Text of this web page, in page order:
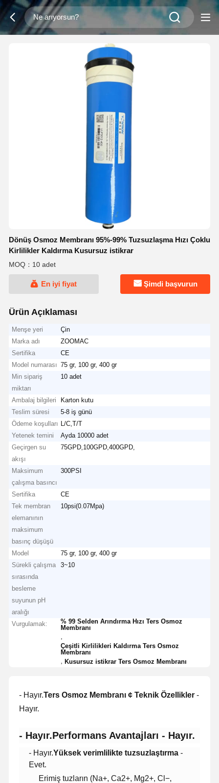
Dönüş Osmoz Membranı 95%-99% Tuzsuzlaşma Hızı Çoklu
Kirlilikler Kaldırma Kusursuz istikrar
MOQ：10 adet
En iyi fiyat Şimdi başvurun
Ürün Açıklaması
Menşe yeri
Çin
Marka adı
ZOOMAC
Sertifika
CE
Model numarası 75 gr, 100 gr, 400 gr
Min sipariş
miktarı
10 adet
Ambalaj bilgileri
Karton kutu
Teslim süresi
5-8 iş günü
Ödeme koşulları
L/C,T/T
Yetenek temini
Ayda 10000 adet
Geçirgen su
akışı
75GPD,100GPD,400GPD,
Maksimum
çalışma basıncı
300PSI
Sertifika
CE
Tek membran
elemanının
maksimum
basınç düşüşü
10psi(0.07Mpa)
Model
75 gr, 100 gr, 400 gr
Sürekli çalışma
sırasında
besleme
suyunun pH
aralığı
3~10
Vurgulamak:
% 99 Selden Arındırma Hızı Ters Osmoz
Membranı
Çeşitli Kirlilikleri Kaldırma Ters Osmoz
Membranı
,Kusursuz istikrar Ters Osmoz Membranı
- Hayır.Ters Osmoz Membranı ¢ Teknik Özellikler -
Hayır.
- Hayır.Performans Avantajları - Hayır.
- Hayır.Yüksek verimlilikte tuzsuzlaştırma -
Evet.
Erimiş tuzların (Na+, Ca2+, Mg2+, Cl−,